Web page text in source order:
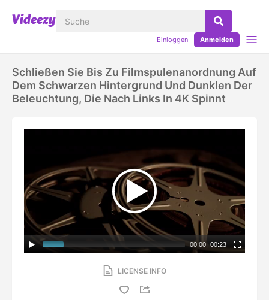
Einloggen Anmelden
Schließen Sie Bis Zu Filmspulenanordnung Auf
Dem Schwarzen Hintergrund Und Dunklen Der
Beleuchtung, Die Nach Links In 4K Spinnt
00:00 | 00:23
LICENSE INFO